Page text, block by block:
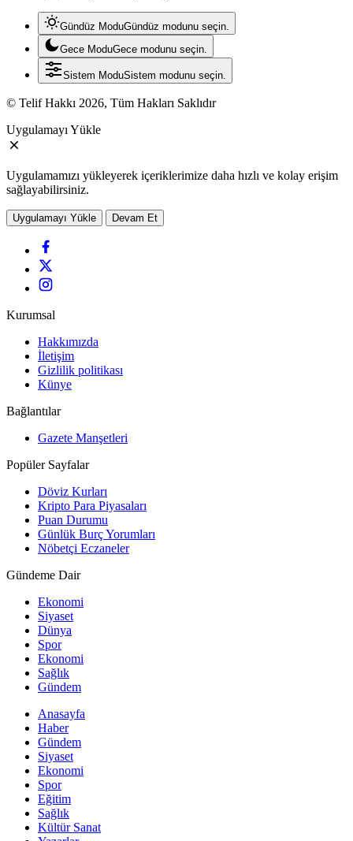
Gündüz ModuGündüz modunu seçin.
Gece ModuGece modunu seçin.
Sistem ModuSistem modunu seçin.
© Telif Hakkı 2026, Tüm Hakları Saklıdır
Uygulamayı Yükle
Uygulamamızı yükleyerek içeriklerimize daha hızlı ve kolay erişim
sağlayabilirsiniz.
Uygulamayı Yükle Devam Et
Kurumsal
Hakkımızda
İletişim
Gizlilik politikası
Künye
Bağlantılar
Gazete Manşetleri
Popüler Sayfalar
Döviz Kurları
Kripto Para Piyasaları
Puan Durumu
Günlük Burç Yorumları
Nöbetçi Eczaneler
Gündeme Dair
Ekonomi
Siyaset
Dünya
Spor
Ekonomi
Sağlık
Gündem
Anasayfa
Haber
Gündem
Siyaset
Ekonomi
Spor
Eğitim
Sağlık
Kültür Sanat